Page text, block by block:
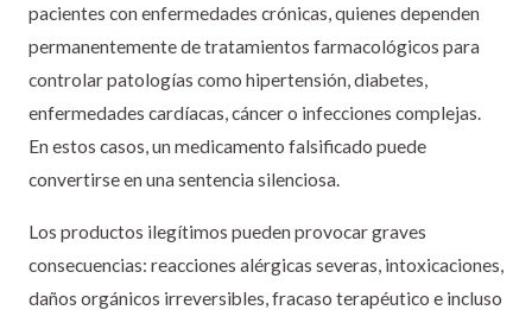
pacientes con enfermedades crónicas, quienes dependen
permanentemente de tratamientos farmacológicos para
controlar patologías como hipertensión, diabetes,
enfermedades cardíacas, cáncer o infecciones complejas.
En estos casos, un medicamento falsificado puede
convertirse en una sentencia silenciosa.
Los productos ilegítimos pueden provocar graves
consecuencias: reacciones alérgicas severas, intoxicaciones,
daños orgánicos irreversibles, fracaso terapéutico e incluso